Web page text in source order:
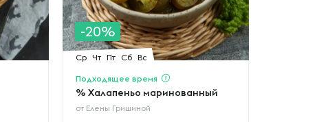
-20%
Ср Чт Пт Сб Вс
Подходящее время
% Халапеньо маринованный
от Елены Гришиной